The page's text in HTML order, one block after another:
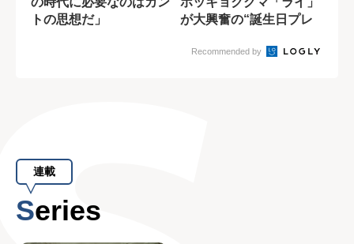
トの思想だ」
が大興奮の“誕生日プレ
Recommended by
連載
Series